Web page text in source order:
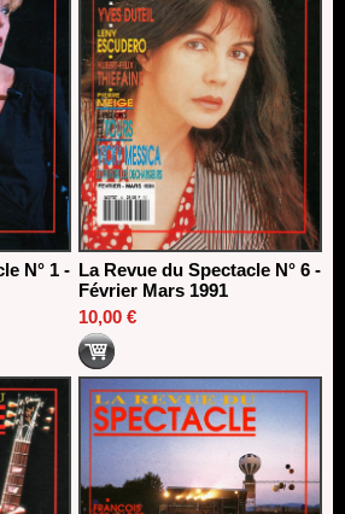
N° 1 - La Revue du Spectacle N° 6 -
Février Mars 1991
10,00 €